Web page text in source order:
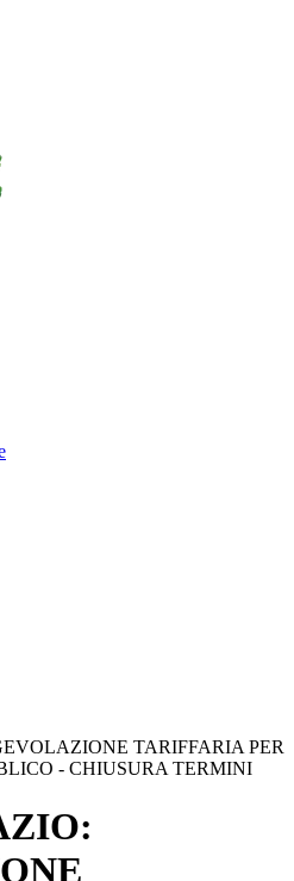
TARIFFARIA PER
- CHIUSURA TERMINI